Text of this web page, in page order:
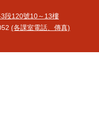
段120號10～13樓
(各課室電話、傳真)